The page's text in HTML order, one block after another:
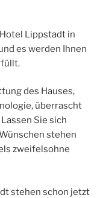
Lippstadt in
es werden Ihnen
des Hauses,
überrascht
Sie sich
stehen
zweifelsohne
stehen schon jetzt